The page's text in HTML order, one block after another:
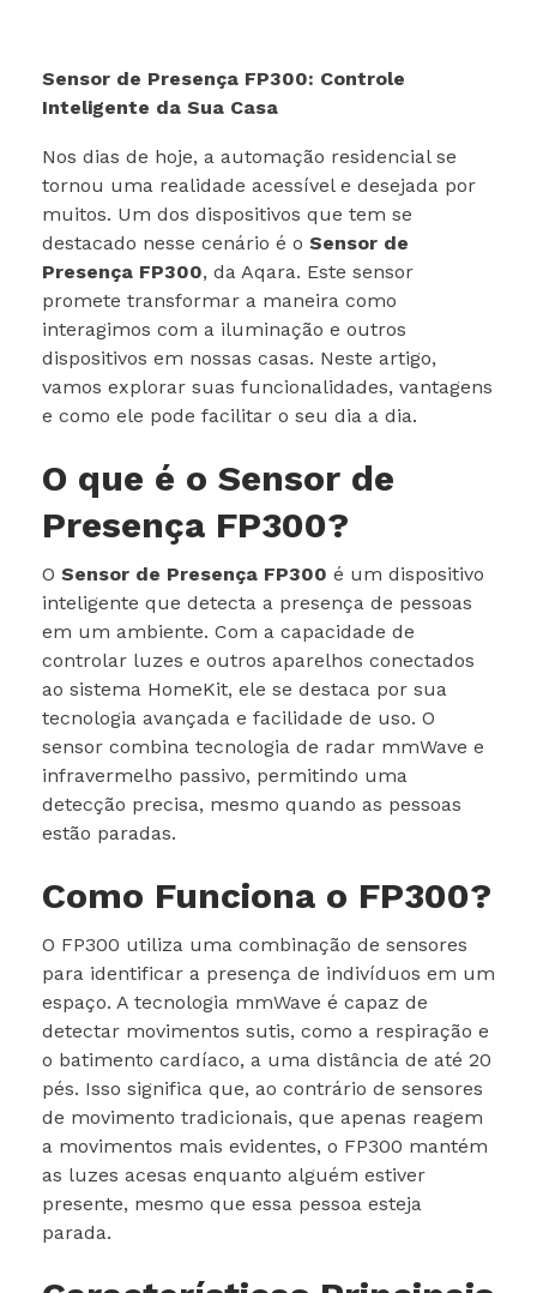
Sensor de Presença FP300: Controle
Inteligente da Sua Casa
Nos dias de hoje, a automação residencial se
tornou uma realidade acessível e desejada por
muitos. Um dos dispositivos que tem se
destacado nesse cenário é o Sensor de
Presença FP300, da Aqara. Este sensor
promete transformar a maneira como
interagimos com a iluminação e outros
dispositivos em nossas casas. Neste artigo,
vamos explorar suas funcionalidades, vantagens
e como ele pode facilitar o seu dia a dia.
O que é o Sensor de
Presença FP300?
O Sensor de Presença FP300 é um dispositivo
inteligente que detecta a presença de pessoas
em um ambiente. Com a capacidade de
controlar luzes e outros aparelhos conectados
ao sistema HomeKit, ele se destaca por sua
tecnologia avançada e facilidade de uso. O
sensor combina tecnologia de radar mmWave e
infravermelho passivo, permitindo uma
detecção precisa, mesmo quando as pessoas
estão paradas.
Como Funciona o FP300?
O FP300 utiliza uma combinação de sensores
para identificar a presença de indivíduos em um
espaço. A tecnologia mmWave é capaz de
detectar movimentos sutis, como a respiração e
o batimento cardíaco, a uma distância de até 20
pés. Isso significa que, ao contrário de sensores
de movimento tradicionais, que apenas reagem
a movimentos mais evidentes, o FP300 mantém
as luzes acesas enquanto alguém estiver
presente, mesmo que essa pessoa esteja
parada.